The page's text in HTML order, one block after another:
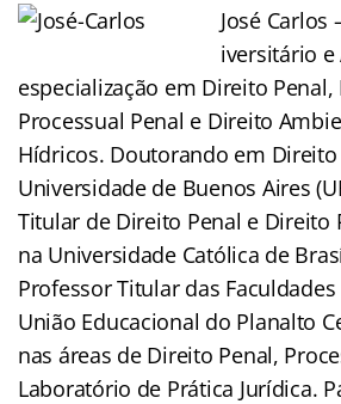
José Carlos
iversitário e
especialização em Direito Penal,
Processual Penal e Direito
Hídricos. Doutorando em Direito
Universidade de Buenos Aires
Titular de Direito Penal e Direito
na Universidade Católica de
Professor Titular das
União Educacional do Planalto
nas áreas de Direito Penal,
Laboratório de Prática Jurídica.